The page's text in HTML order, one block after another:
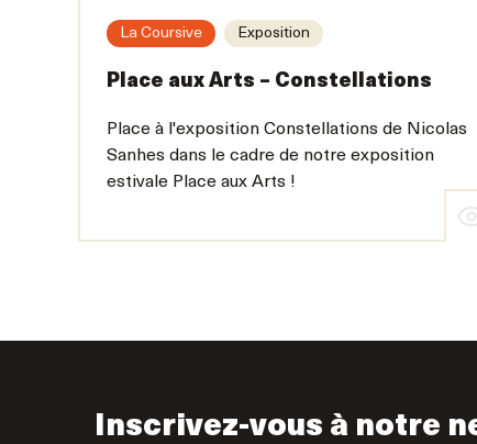
La Coursive Exposition
Place aux Arts – Constellations
Place à l'exposition Constellations de Nicolas
Sanhes dans le cadre de notre exposition
estivale Place aux Arts !
Inscrivez-vous à notre